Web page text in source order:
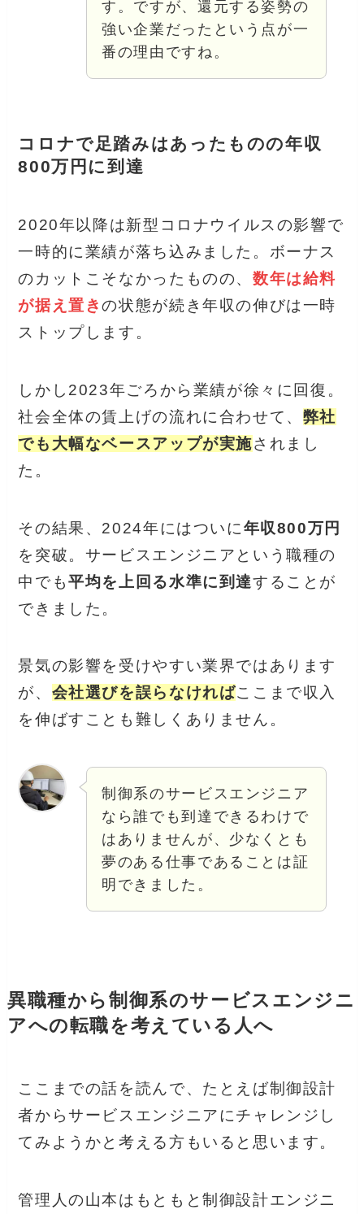
す。ですが、還元する姿勢の
強い企業だったという点が一
番の理由ですね。
コロナで足踏みはあったものの年収
800万円に到達
2020年以降は新型コロナウイルスの影響で
一時的に業績が落ち込みました。ボーナス
のカットこそなかったものの、 数年は給料
が据え置きの状態が続き年収の伸びは一時
ストップします。
しかし2023年ごろから業績が徐々に回復。
社会全体の賃上げの流れに合わせて、 弊社
でも大幅なベースアップが実施されまし
た。
その結果、2024年にはついに年収800万円
を突破。サービスエンジニアという職種の
中でも平均を上回る水準に到達することが
できました。
景気の影響を受けやすい業界ではあります
が、 会社選びを誤らなければここまで収入
を伸ばすことも難しくありません。
制御系のサービスエンジニア
なら誰でも到達できるわけで
はありませんが、少なくとも
夢のある仕事であることは証
明できました。
異職種から制御系のサービスエンジニ
アへの転職を考えている人へ
ここまでの話を読んで、たとえば制御設計
者からサービスエンジニアにチャレンジし
てみようかと考える方もいると思います。
管理人の山本はもともと制御設計エンジニ